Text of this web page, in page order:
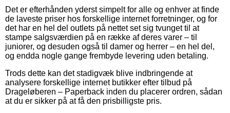
Det er efterhånden yderst simpelt for alle og enhver at finde
de laveste priser hos forskellige internet forretninger, og for
det har en hel del outlets på nettet set sig tvunget til at
stampe salgsværdien på en række af deres varer – til
juniorer, og desuden også til damer og herrer – en hel del,
og endda nogle gange frembyde levering uden betaling.
Trods dette kan det stadigvæk blive indbringende at
analysere forskellige internet butikker efter tilbud på
Drageløberen – Paperback inden du placerer ordren, sådan
at du er sikker på at få den prisbilligste pris.